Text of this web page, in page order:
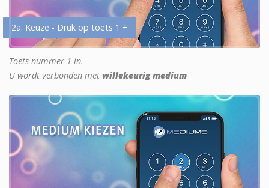
2a. Keuze - Druk op toets 1 +
Toets nummer 1 in.
U wordt verbonden met willekeurig medium